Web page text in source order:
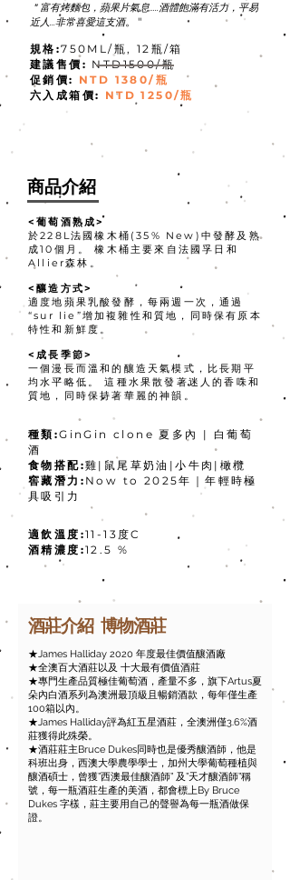
＂富有烤麵包，蘋果片氣息.....酒體飽滿有活力，平易
近人...非常喜愛這支酒。"
規格:750ML/瓶, 12瓶/箱
​建議售價: NTD1500/瓶
促銷價: NTD 1380/瓶
​六入成箱價: NTD 1250/瓶
​商品介紹
​<葡萄酒熟成>
於228L法國橡木桶(35% New)中發酵及熟
成10個月。 橡木桶主要來自法國孚日和
Allier森林。
<釀造方式>
適度地蘋果乳酸發酵，每兩週一次，通過
“sur lie”增加複雜性和質地，同時保有原本
特性和新鮮度。
<成長季節>
一個漫長而溫和的釀造天氣模式，比長期平
均水平略低。 這種水果散發著迷人的香味和
質地，同時保持著華麗的神韻。
種類:GinGin clone 夏多內 | 白葡萄
酒
食物搭配:雞|鼠尾草奶油|小牛肉|橄欖
窖藏潛力: Now to 2025年｜年輕時極
具吸引力
適飲溫度:11-13度C
酒精濃度:12.5 %​
酒莊介紹 博物酒莊
★James Halliday 2020 年度最佳價值釀酒廠
★全澳百大酒莊以及 十大最有價值酒莊
★專門生產品質極佳葡萄酒，產量不多，旗下Artus夏
朵內白酒系列為澳洲最頂級且暢銷酒款，每年僅生產
100箱以內。
★James Halliday評為紅五星酒莊，全澳洲僅3.6%酒
莊獲得此殊榮。
★酒莊莊主Bruce Dukes同時也是優秀釀酒師，他是
科班出身，西澳大學農學學士，加州大學葡萄種植與
釀酒碩士，曾獲”西澳最佳釀酒師” 及”天才釀酒師”稱
號，每一瓶酒莊生產的美酒，都會標上By Bruce
Dukes 字樣，莊主要用自己的聲譽為每一瓶酒做保
證。